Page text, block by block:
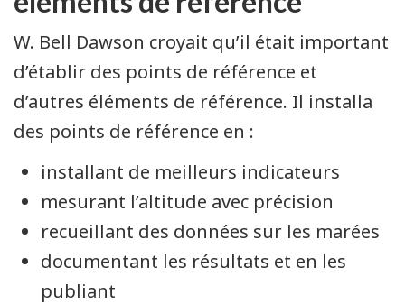
W. Bell Dawson croyait qu’il était important
d’établir des points de référence et
d’autres éléments de référence. Il installa
des points de référence en :
installant de meilleurs indicateurs
mesurant l’altitude avec précision
recueillant des données sur les marées
documentant les résultats et en les
publiant